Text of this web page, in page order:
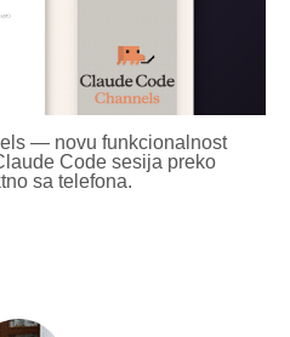
— novu funkcionalnost
Code sesija preko
sa telefona.